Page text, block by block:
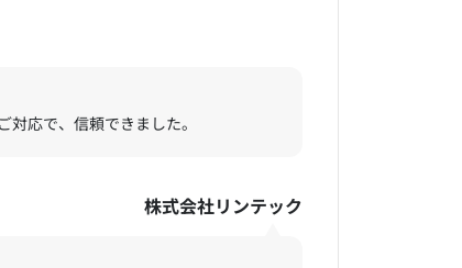
応で、信頼できました。
株式会社リンテック